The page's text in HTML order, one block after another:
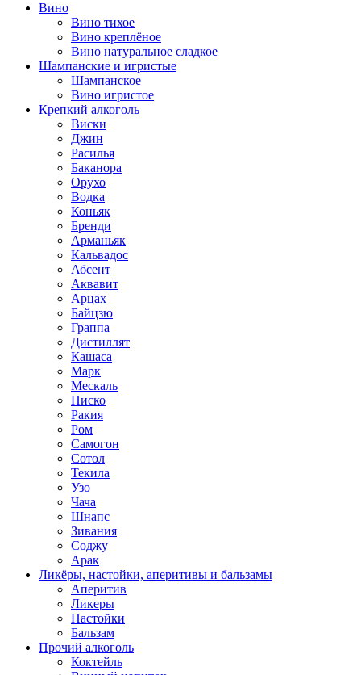
Вино
Вино тихое
Вино креплёное
Вино натуральное сладкое
Шампанские и игристые
Шампанское
Вино игристое
Крепкий алкоголь
Виски
Джин
Расилья
Баканора
Орухо
Водка
Коньяк
Бренди
Арманьяк
Кальвадос
Абсент
Аквавит
Арцах
Байцзю
Граппа
Дистиллят
Кашаса
Марк
Мескаль
Писко
Ракия
Ром
Самогон
Сотол
Текила
Узо
Чача
Шнапс
Зивания
Соджу
Арак
Ликёры, настойки, аперитивы и бальзамы
Аперитив
Ликеры
Настойки
Бальзам
Прочий алкоголь
Коктейль